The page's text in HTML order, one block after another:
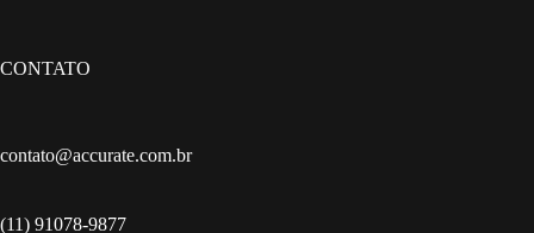
CONTATO
contato@accurate.com.br
(11) 91078-9877